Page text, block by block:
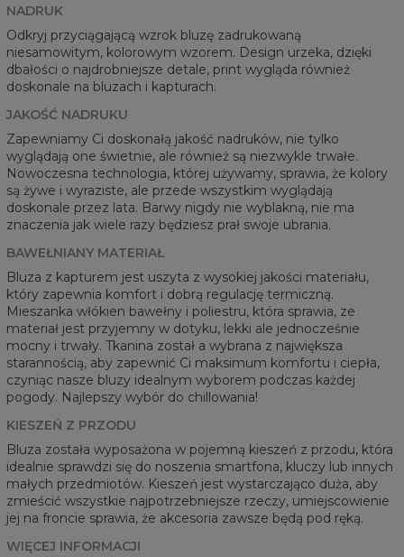
NADRUK
Odkryj przyciągającą wzrok bluzę zadrukowaną
niesamowitym, kolorowym wzorem. Design urzeka, dzięki
dbałości o najdrobniejsze detale, print wygląda również
doskonale na bluzach i kapturach.
JAKOŚĆ NADRUKU
Zapewniamy Ci doskonałą jakość nadruków, nie tylko
wyglądają one świetnie, ale również są niezwykle trwałe.
Nowoczesna technologia, której używamy, sprawia, że kolory
są żywe i wyraziste, ale przede wszystkim wyglądają
doskonale przez lata. Barwy nigdy nie wyblakną, nie ma
znaczenia jak wiele razy będziesz prał swoje ubrania.
BAWEŁNIANY MATERIAŁ
Bluza z kapturem jest uszyta z wysokiej jakości materiału,
który zapewnia komfort i dobrą regulację termiczną.
Mieszanka włókien bawełny i poliestru, która sprawia, ze
materiał jest przyjemny w dotyku, lekki ale jednocześnie
mocny i trwały. Tkanina został a wybrana z największa
starannością, aby zapewnić Ci maksimum komfortu i ciepła,
czyniąc nasze bluzy idealnym wyborem podczas każdej
pogody. Najlepszy wybór do chillowania!
KIESZEŃ Z PRZODU
Bluza została wyposażona w pojemną kieszeń z przodu, która
idealnie sprawdzi się do noszenia smartfona, kluczy lub innych
małych przedmiotów. Kieszeń jest wystarczająco duża, aby
zmieścić wszystkie najpotrzebniejsze rzeczy, umiejscowienie
jej na froncie sprawia, że akcesoria zawsze będą pod ręką.
WIĘCEJ INFORMACJI